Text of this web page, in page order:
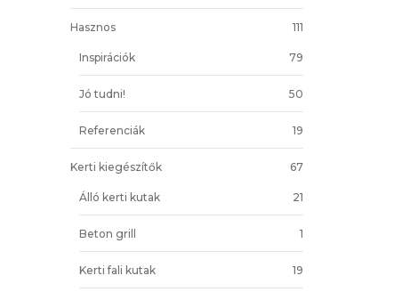
Hasznos 111
Inspirációk 79
Jó tudni! 50
Referenciák 19
Kerti kiegészítők 67
Álló kerti kutak 21
Beton grill 1
Kerti fali kutak 19